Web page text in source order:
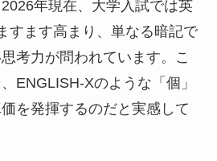
年現在、大学入試では英
すます高まり、単なる暗記で
考力が問われています。こ
ENGLISH-Xのような「個」
を発揮するのだと実感して